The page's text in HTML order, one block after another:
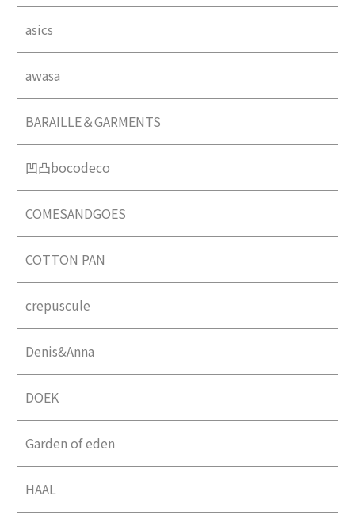
asics
awasa
BARAILLE＆GARMENTS
凹凸bocodeco
COMESANDGOES
COTTON PAN
crepuscule
Denis&Anna
DOEK
Garden of eden
HAAL